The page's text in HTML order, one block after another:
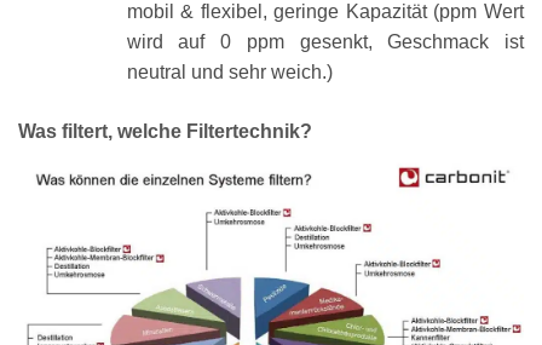
mobil & flexibel, geringe Kapazität (ppm Wert
wird auf 0 ppm gesenkt, Geschmack ist
neutral und sehr weich.)
Was filtert, welche Filtertechnik?